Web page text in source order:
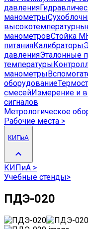
давления
манометры
манометровСтойка
питанияКалибраторы
давленияЭталонные
температуры
манометры
оборудование
смесейИзмерение и
сигналов
Метрологическое
Рабочие места >
КИПиА
КИПиА >
Учебные стенды>
ПДЭ-020